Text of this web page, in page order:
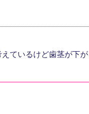
ているけど歯茎が下